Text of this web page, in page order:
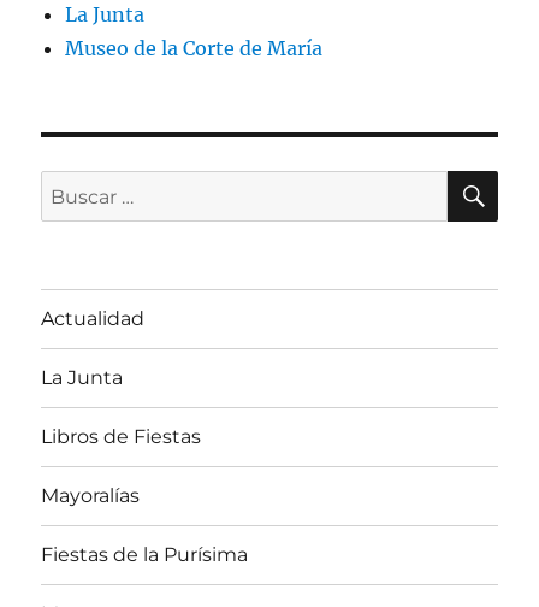
La Junta
Museo de la Corte de María
Buscar
por:
Actualidad
La Junta
Libros de Fiestas
Mayoralías
Fiestas de la Purísima